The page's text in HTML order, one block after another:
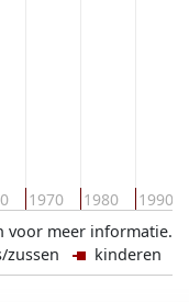
1970 1980 1990
voor meer informatie.
zussen kinderen